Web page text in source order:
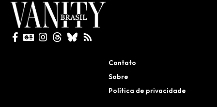
Contato
Sobre
Política de privacidade